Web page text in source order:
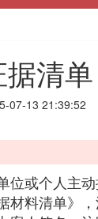
清单
07-13 21:39:52
或个人主
料清单》